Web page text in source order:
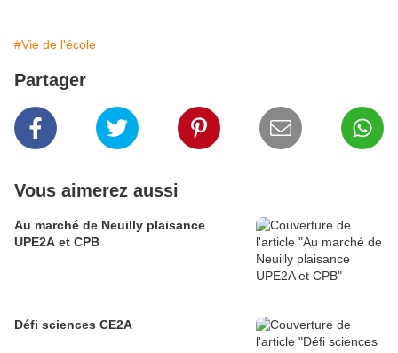
#Vie de l'école
Partager
Vous aimerez aussi
Au marché de Neuilly plaisance
UPE2A et CPB
Défi sciences CE2A